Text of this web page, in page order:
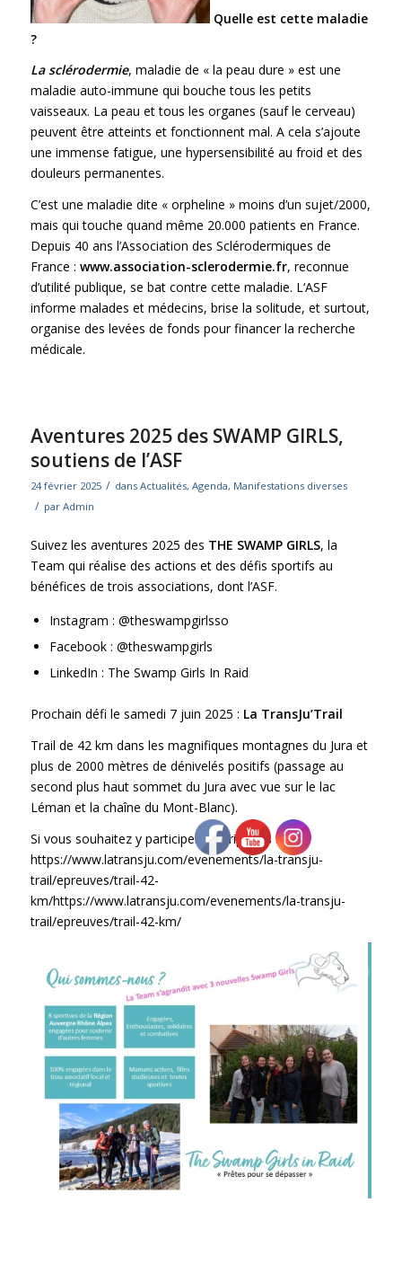
Quelle est cette maladie
?
La sclérodermie, maladie de « la peau dure » est une
maladie auto-immune qui bouche tous les petits
vaisseaux. La peau et tous les organes (sauf le cerveau)
peuvent être atteints et fonctionnent mal. A cela s’ajoute
une immense fatigue, une hypersensibilité au froid et des
douleurs permanentes.
C’est une maladie dite « orpheline » moins d’un sujet/2000,
mais qui touche quand même 20.000 patients en France.
Depuis 40 ans l’Association des Sclérodermiques de
France : www.association-sclerodermie.fr, reconnue
d’utilité publique, se bat contre cette maladie. L‘ASF
informe malades et médecins, brise la solitude, et surtout,
organise des levées de fonds pour financer la recherche
médicale.
Aventures 2025 des SWAMP GIRLS,
soutiens de l’ASF
24 février 2025 / dans Actualités, Agenda, Manifestations diverses
/ par Admin
Suivez les aventures 2025 des THE SWAMP GIRLS, la
Team qui réalise des actions et des défis sportifs au
bénéfices de trois associations, dont l’ASF.
Instagram : @theswampgirlsso
Facebook : @theswampgirls
LinkedIn : The Swamp Girls In Raid
Prochain défi le samedi 7 juin 2025 : La TransJu’Trail
Trail de 42 km dans les magnifiques montagnes du Jura et
plus de 2000 mètres de dénivelés positifs (passage au
second plus haut sommet du Jura avec vue sur le lac
Léman et la chaîne du Mont-Blanc).
Si vous souhaitez y participer, inscriptions :
https://www.latransju.com/evenements/la-transju-
trail/epreuves/trail-42-
km/https://www.latransju.com/evenements/la-transju-
trail/epreuves/trail-42-km/